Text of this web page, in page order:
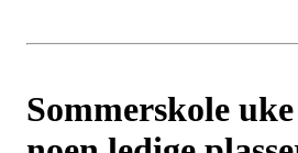
Sommerskole